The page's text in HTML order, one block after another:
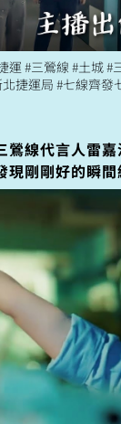
#土城 #三峽 #鶯歌 #音樂 #
鶯線代言人雷
現剛剛好的瞬